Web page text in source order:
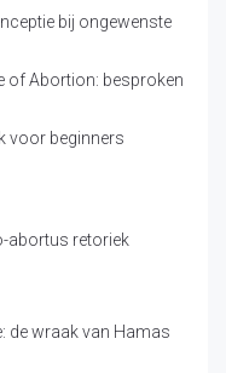
bij ongewenste
of Abortion: besproken
voor beginners
abortus retoriek
de wraak van Hamas